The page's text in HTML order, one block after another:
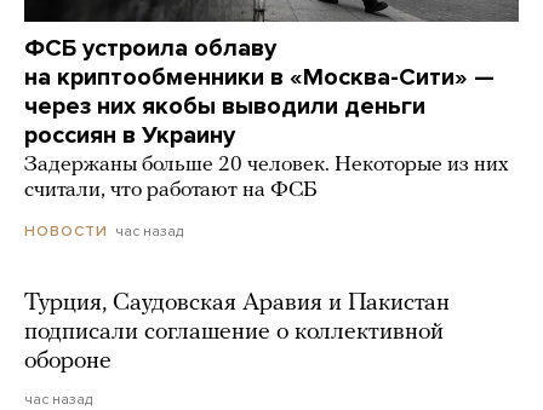
ФСБ устроила облаву
на криптообменники в «Москва-Сити» —
через них якобы выводили деньги
россиян в Украину
Задержаны больше 20 человек. Некоторые из них
считали, что работают на ФСБ
НОВОСТИ час назад
Турция, Саудовская Аравия и Пакистан
подписали соглашение о коллективной
обороне
час назад